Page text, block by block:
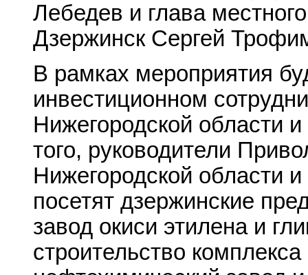
Лебедев и глава
Дзержинск Сергей
В рамках мероприятия
инвестиционном
Нижегородской
того, руководители
Нижегородской
посетят дзержинские
завод окиси этилена и
строительство